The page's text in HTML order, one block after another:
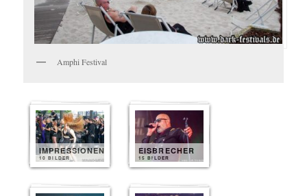
Amphi Festival
IMPRESSIONEN
10 BILDER
EISBRECHER
15 BILDER